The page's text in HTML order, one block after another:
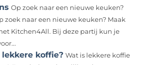
Op zoek naar een nieuwe keuken?
zoek naar een nieuwe keuken? Maak
Kitchen4All. Bij deze partij kun je
koffie? Wat is lekkere koffie